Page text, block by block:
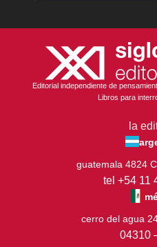
Editorial independiente de
Libros para
la
guatemala 4824
tel +54 11
cerro del agua
04310